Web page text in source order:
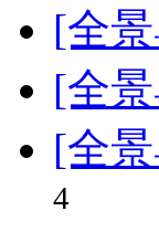
[全
[全
[全
4